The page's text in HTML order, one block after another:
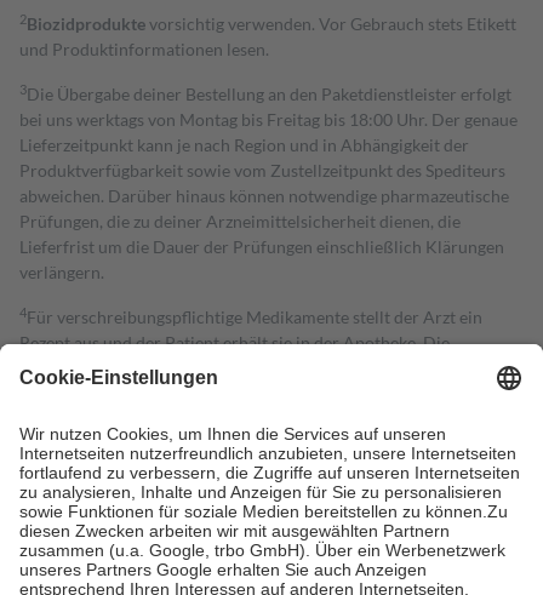
2Biozidproduktevorsichtig verwenden. Vor Gebrauch stets Etikett
und Produktinformationen lesen.
3Die Übergabe deiner Bestellung an den Paketdienstleister erfolgt
bei uns werktags von Montag bis Freitag bis 18:00 Uhr. Der genaue
Lieferzeitpunkt kann je nach Region und in Abhängigkeit der
Produktverfügbarkeit sowie vom Zustellzeitpunkt des Spediteurs
abweichen. Darüber hinaus können notwendige pharmazeutische
Prüfungen, die zu deiner Arzneimittelsicherheit dienen, die
Lieferfrist um die Dauer der Prüfungen einschließlich Klärungen
verlängern.
4Für verschreibungspflichtige Medikamente stellt der Arzt ein
Rezept aus und der Patient erhält sie in der Apotheke. Die
gesetzliche Krankenversicherung übernimmt in der Regel die
Kosten dafür, der Versicherte trägt einen Teil davon als Zuzahlung
Grundsätzlich leisten Mitglieder Zuzahlungen in Höhe von zehn
Prozent des Abgabepreises,mindestens jedochfünf Euround
höchstens zehn Euro.Es sind jedoch nie mehr als die tatsächlichen
Kosten der Leistung zu entrichten.
Diese Regeln gelten grundsätzlich auch für Online-Apotheken.
Bei Heilmitteln und häuslicher Krankenpflege beträgt die